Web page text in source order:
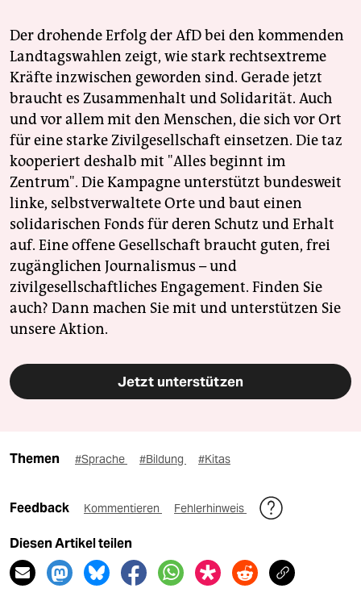
Der drohende Erfolg der AfD bei den kommenden
Landtagswahlen zeigt, wie stark rechtsextreme
Kräfte inzwischen geworden sind. Gerade jetzt
braucht es Zusammenhalt und Solidarität. Auch
und vor allem mit den Menschen, die sich vor Ort
für eine starke Zivilgesellschaft einsetzen. Die taz
kooperiert deshalb mit "Alles beginnt im
Zentrum". Die Kampagne unterstützt bundesweit
linke, selbstverwaltete Orte und baut einen
solidarischen Fonds für deren Schutz und Erhalt
auf. Eine offene Gesellschaft braucht guten, frei
zugänglichen Journalismus – und
zivilgesellschaftliches Engagement. Finden Sie
auch? Dann machen Sie mit und unterstützen Sie
unsere Aktion.
Jetzt unterstützen
Themen #Sprache #Bildung #Kitas
Feedback Kommentieren Fehlerhinweis
Diesen Artikel teilen